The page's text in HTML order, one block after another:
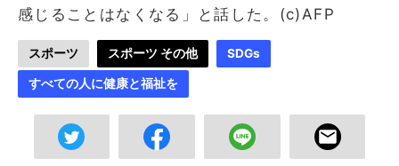
感じることはなくなる」と話した。(c)AFP
スポーツ スポーツ その他 SDGs
すべての人に健康と福祉を